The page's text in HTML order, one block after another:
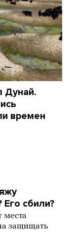
Дунай.
времен
сбили?
места
защищать